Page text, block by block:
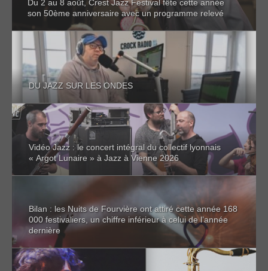
Du 2 au 8 août, Crest Jazz Festival fête cette année
son 50ème anniversaire avec un programme relevé
DU JAZZ SUR LES ONDES
Vidéo Jazz : le concert intégral du collectif lyonnais
« Argot Lunaire » à Jazz à Vienne 2026
Bilan : les Nuits de Fourvière ont attiré cette année 168
000 festivaliers, un chiffre inférieur à celui de l’année
dernière